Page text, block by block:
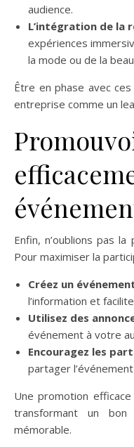
audience.
L’intégration de la
expériences
la mode ou de la
Être en phase avec
entreprise comme un
Enfin, n’oublions pas
Pour maximiser la
Créez un
l’information et
Utilisez des
événement à votre
Encouragez les
partager
Une promotion
transformant un
mémorable.